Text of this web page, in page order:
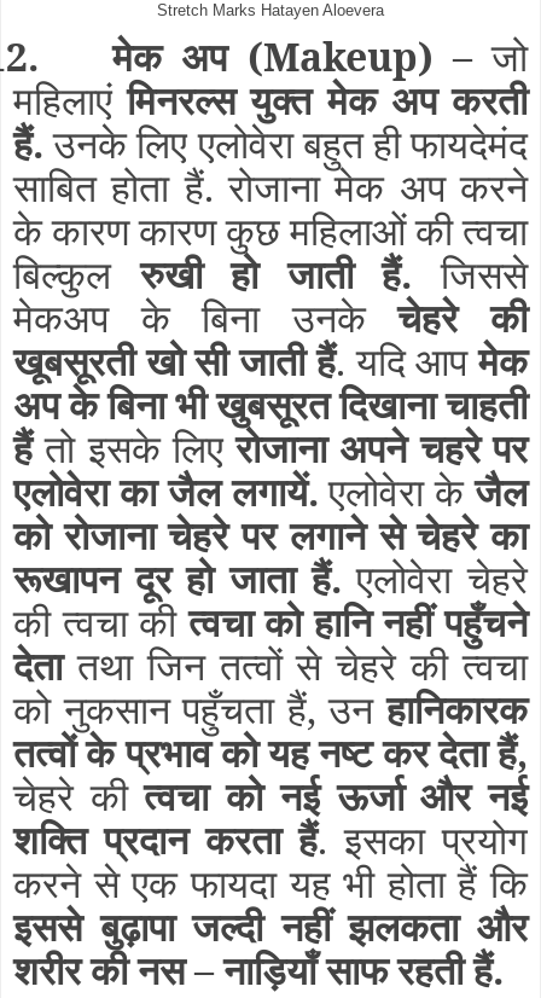
Stretch Marks Hatayen Aloevera
मेक अप (Makeup)–जो
महिलाएंमिनरल्स युक्त मेक अप करती
हैं.उनके लिए एलोवेरा बहुत ही फायदेमंद
साबित होता हैं. रोजाना मेक अप करने
के कारण कारण कुछ महिलाओं की त्वचा
बिल्कुलरुखी हो जाती हैं. जिससे
मेकअप के बिना उनकेचेहरे की
खूबसूरती खो सी जाती हैं. यदि आपमेक
अप के बिना भी खुबसूरत दिखाना चाहती
हैंतो इसके लिएरोजाना अपने चहरे पर
एलोवेरा का जैल लगायें.एलोवेरा केजैल
को रोजाना चेहरे पर लगाने से चेहरे का
रूखापन दूर हो जाता हैं. एलोवेरा चेहरे
की त्वचा कीत्वचा को हानि नहीं पहुँचने
देतातथा जिन तत्वों से चेहरे की त्वचा
को नुकसान पहुँचता हैं, उनहानिकारक
तत्वों के प्रभाव को यह नष्ट कर देता हैं,
चेहरे कीत्वचा को नई ऊर्जा और नई
शक्ति प्रदान करता हैं. इसका प्रयोग
करने से एक फायदा यह भी होता हैं कि
इससे बुढ़ापा जल्दी नहीं झलकता और
शरीर की नस – नाड़ियाँ साफ रहती हैं.